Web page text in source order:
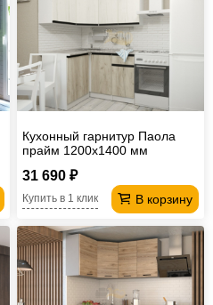
Кухонный гарнитур Паола
прайм 1200х1400 мм
31 690 ₽
В корзину
Купить в 1 клик